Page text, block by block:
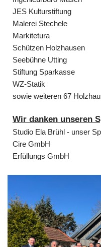
JES Kulturstiftung
Malerei Stechele
Markitetura
Schützen Holzhausen
Seebühne Utting
Stiftung Sparkasse
WZ-Statik
sowie weiteren 67
Wir danken unseren
Studio Ela Brühl - unser
Cire GmbH
Erfüllungs GmbH
Geosys Eber
Ingenieurbüro Masch
JES Kulturstiftung
Malerei Stechele
Markitetura